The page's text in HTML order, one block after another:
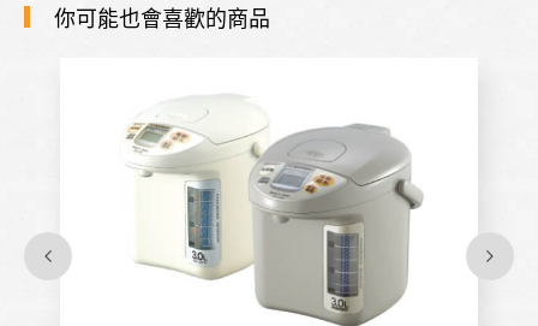
你可能也會喜歡的商品